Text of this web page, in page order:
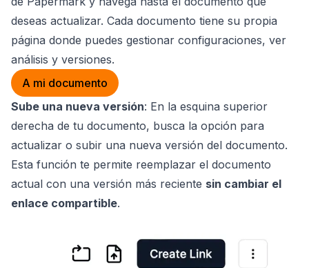
deseas actualizar. Cada documento tiene su propia
página donde puedes gestionar configuraciones, ver
análisis y versiones.
A mi documento
Sube una nueva versión: En la esquina superior
derecha de tu documento, busca la opción para
actualizar o subir una nueva versión del documento.
Esta función te permite reemplazar el documento
actual con una versión más reciente sin cambiar el
enlace compartible.